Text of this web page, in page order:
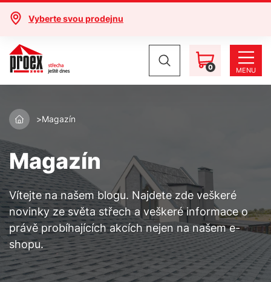
Vyberte svou prodejnu
0 MENU
Magazín
Magazín
Vítejte na našem blogu. Najdete zde veškeré
novinky ze světa střech a veškeré informace o
právě probíhajících akcích nejen na našem e-
shopu.